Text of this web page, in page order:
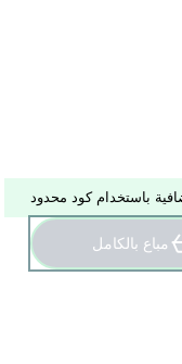
مباع بالكامل